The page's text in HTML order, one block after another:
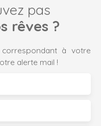
pas
rêves ?
à votre
alerte mail !